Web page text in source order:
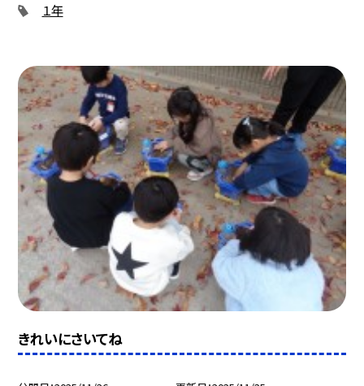
１年
きれいにさいてね